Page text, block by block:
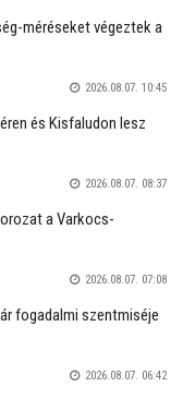
méréseket végeztek a
2026.08.07. 10:45
és Kisfaludon lesz
2026.08.07. 08:37
a Varkocs-
2026.08.07. 07:08
fogadalmi szentmiséje
2026.08.07. 06:42